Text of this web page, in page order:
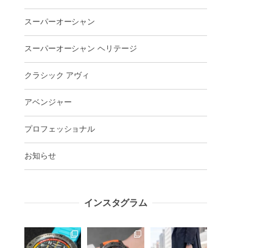
スーパーオーシャン
スーパーオーシャン ヘリテージ
クラシック アヴィ
アベンジャー
プロフェッショナル
お知らせ
インスタグラム